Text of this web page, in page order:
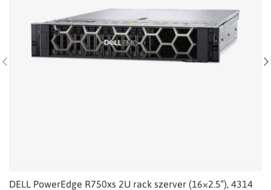
DELL PowerEdge R750xs 2U rack szerver (16×2.5″), 4314